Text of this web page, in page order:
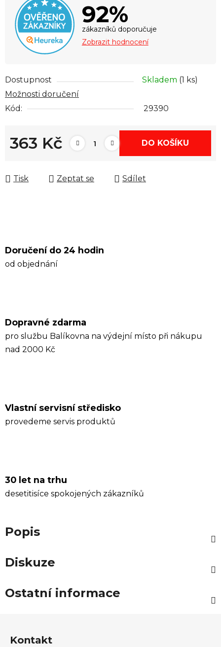
92%
zákazníků doporučuje
Zobrazit hodnocení
Dostupnost Skladem (1 ks)
Možnosti doručení
Kód:
29390
363 Kč DO KOŠÍKU
Tisk Zeptat se Sdílet
Doručení do 24 hodin
od objednání
Dopravné zdarma
pro službu Balíkovna na výdejní místo při nákupu
nad 2000 Kč
Vlastní servisní středisko
provedeme servis produktů
30 let na trhu
desetitisíce spokojených zákazníků
Popis
Diskuze
Ostatní informace
Kontakt